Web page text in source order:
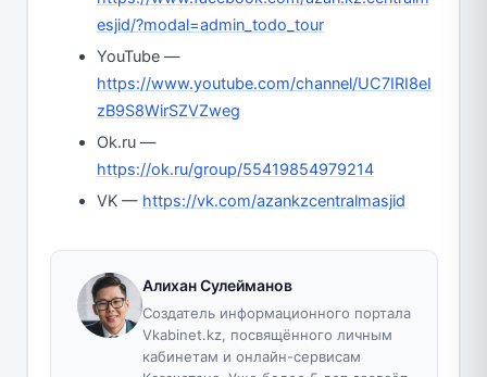
esjid/?modal=admin_todo_tour
YouTube —
https://www.youtube.com/channel/UC7IRI8eI
zB9S8WirSZVZweg
Ok.ru —
https://ok.ru/group/55419854979214
VK — https://vk.com/azankzcentralmasjid
Алихан Сулейманов
Создатель информационного портала
Vkabinet.kz, посвящённого личным
кабинетам и онлайн-сервисам